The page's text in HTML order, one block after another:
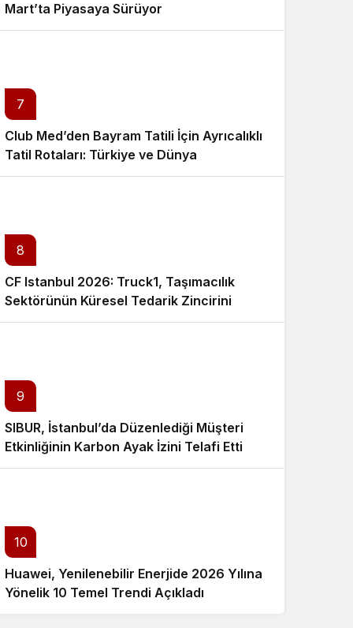
Mart’ta Piyasaya Sürüyor
7
Club Med’den Bayram Tatili İçin Ayrıcalıklı
Tatil Rotaları: Türkiye ve Dünya
Destinasyonları Açıklandı
8
CF Istanbul 2026: Truck1, Taşımacılık
Sektörünün Küresel Tedarik Zincirini
Dijitalleştirecek
9
SIBUR, İstanbul’da Düzenlediği Müşteri
Etkinliğinin Karbon Ayak İzini Telafi Etti
10
Huawei, Yenilenebilir Enerjide 2026 Yılına
Yönelik 10 Temel Trendi Açıkladı